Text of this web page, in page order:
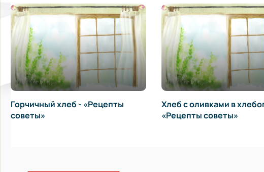
хлеб - «Рецепты
Хлеб с оливками в хлебопечке -
«Рецепты советы»